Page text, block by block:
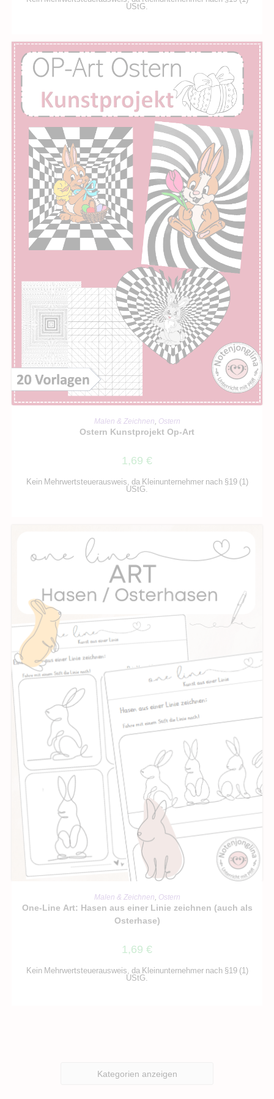
UStG.
IN DEN WARENKORB
Malen & Zeichnen, Ostern
Ostern Kunstprojekt Op-Art
1,69 €
Kein Mehrwertsteuerausweis, da Kleinunternehmer nach §19 (1)
UStG.
IN DEN WARENKORB
Malen & Zeichnen, Ostern
One-Line Art: Hasen aus einer Linie zeichnen (auch als
Osterhase)
1,69 €
Kein Mehrwertsteuerausweis, da Kleinunternehmer nach §19 (1)
UStG.
Kategorien anzeigen